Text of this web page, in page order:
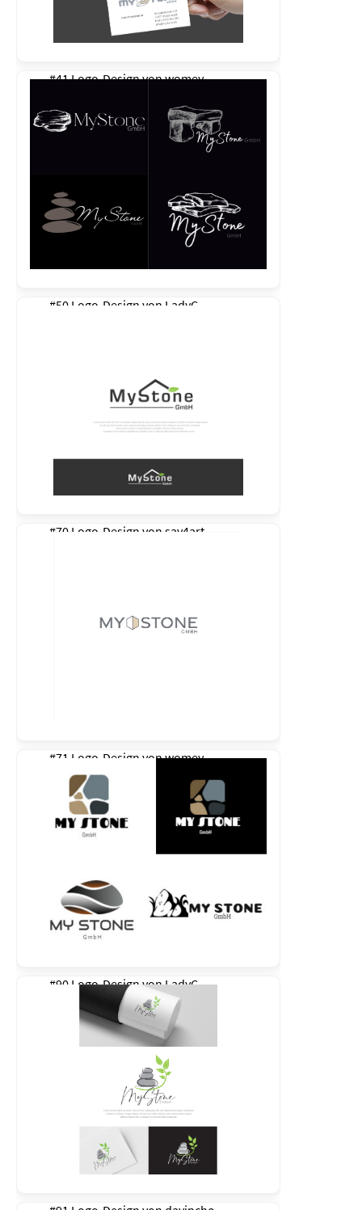
#41 Logo-Design vonwomey
#50 Logo-Design von LadyC
#70 Logo-Design von sav4art
#71 Logo-Design vonwomey
#90 Logo-Design vonLadyC